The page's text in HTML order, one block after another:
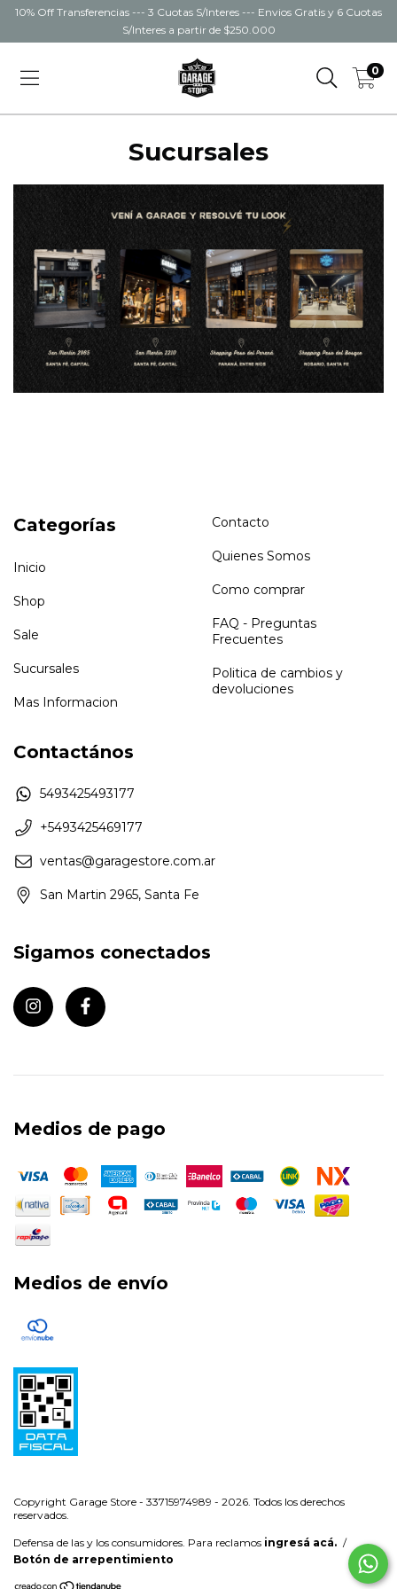
10% Off Transferencias --- 3 Cuotas S/Interes --- Envios Gratis y 6 Cuotas
S/Interes a partir de $250.000
0
Sucursales
Categorías
Inicio
Shop
Sale
Sucursales
Mas Informacion
Contacto
Quienes Somos
Como comprar
FAQ - Preguntas
Frecuentes
Politica de cambios y
devoluciones
Contactános
5493425493177
+5493425469177
ventas@garagestore.com.ar
San Martin 2965, Santa Fe
Sigamos conectados
Medios de pago
Medios de envío
Copyright Garage Store - 33715974989 - 2026. Todos los derechos
reservados.
Defensa de las y los consumidores. Para reclamos ingresá acá. /
Botón de arrepentimiento